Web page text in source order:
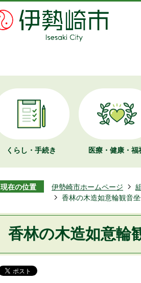
くらし・手続き 医療・健康・福
現在の位置 伊勢崎市ホームページ
香林の木造如意輪観音
香林の木造如意輪